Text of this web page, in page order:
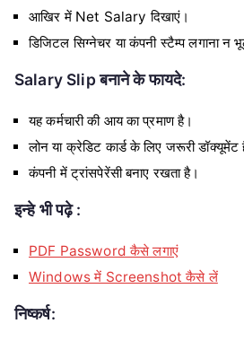
आखिर में Net Salary दिखाएं।
डिजिटल सिग्नेचर या कंपनी स्टैम्प लगाना न
Salary Slip बनाने के फायदे:
यह कर्मचारी की आय का प्रमाण है।
लोन या क्रेडिट कार्ड के लिए जरूरी डॉक्यूमेंट
कंपनी में ट्रांसपेरेंसी बनाए रखता है।
इन्हे भी पढ़े :
PDF Password कैसे लगाएं
Windows में Screenshot कैसे लें
निष्कर्ष: